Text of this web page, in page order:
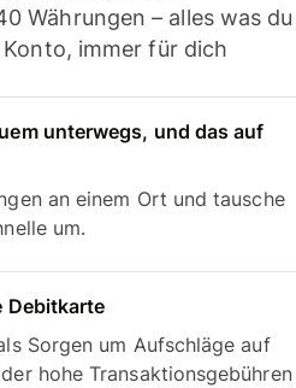
Währungen – alles was du
immer für dich
unterwegs, und das auf
an einem Ort und tausche
um.
Debitkarte
Sorgen um Aufschläge auf
hohe Transaktionsgebühren